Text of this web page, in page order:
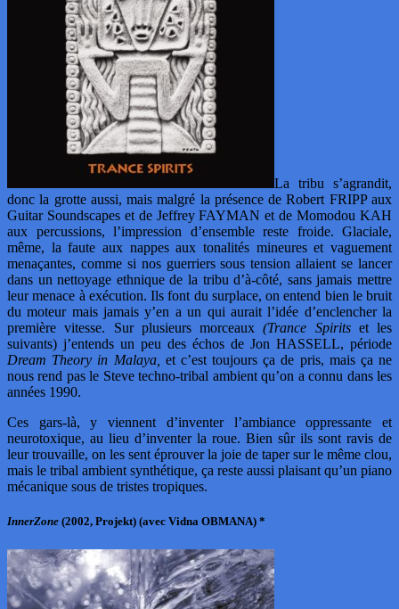
La tribu s’agrandit,
donc la grotte aussi, mais malgré la présence de Robert FRIPP aux
Guitar Soundscapes et de Jeffrey FAYMAN et de Momodou KAH
aux percussions, l’impression d’ensemble reste froide. Glaciale,
même, la faute aux nappes aux tonalités mineures et vaguement
menaçantes, comme si nos guerriers sous tension allaient se lancer
dans un nettoyage ethnique de la tribu d’à-côté, sans jamais mettre
leur menace à exécution. Ils font du surplace, on entend bien le bruit
du moteur mais jamais y’en a un qui aurait l’idée d’enclencher la
première vitesse. Sur plusieurs morceaux(Trance Spiritset les
suivants) j’entends un peu des échos de Jon HASSELL, période
Dream Theory in Malaya, et c’est toujours ça de pris, mais ça ne
nous rend pas le Steve techno-tribal ambient qu’on a connu dans les
années 1990.
Ces gars-là, y viennent d’inventer l’ambiance oppressante et
neurotoxique, au lieu d’inventer la roue. Bien sûr ils sont ravis de
leur trouvaille, on les sent éprouver la joie de taper sur le même clou,
mais le tribal ambient synthétique, ça reste aussi plaisant qu’un piano
mécanique sous de tristes tropiques.
InnerZone (2002, Projekt) (avec Vidna OBMANA) *